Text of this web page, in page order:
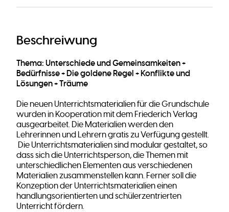
Beschreiwung
Thema: Unterschiede und Gemeinsamkeiten +
Bedürfnisse + Die goldene Regel + Konflikte und
Lösungen + Träume
Die neuen Unterrichtsmaterialien für die Grundschule
wurden in Kooperation mit dem Friederich Verlag
ausgearbeitet. Die Materialien werden den
Lehrerinnen und Lehrern gratis zu Verfügung gestellt.
Die Unterrichtsmaterialien sind modular gestaltet, so
dass sich die Unterrichtsperson, die Themen mit
unterschiedlichen Elementen aus verschiedenen
Materialien zusammenstellen kann. Ferner soll die
Konzeption der Unterrichtsmaterialien einen
handlungsorientierten und schülerzentrierten
Unterricht fördern.